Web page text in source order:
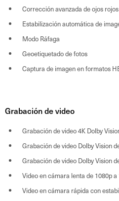
Corrección avanzada de ojos rojos
Estabilización automática de
Modo Ráfaga
Geoetiquetado de fotos
Captura de imagen en formatos
Grabación de video
Grabación de video 4K Dolby
Grabación de video Dolby Vision
Grabación de video Dolby Vision
Video en cámara lenta de 1080p
Video en cámara rápida con